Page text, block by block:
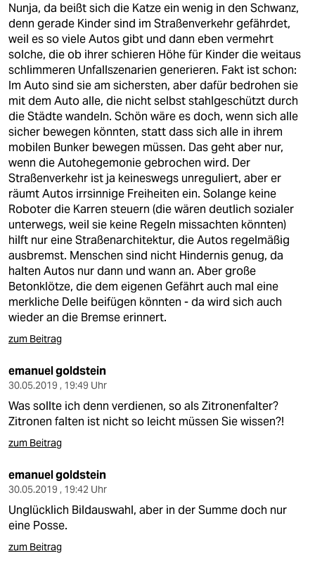
Nunja, da beißt sich die Katze ein wenig in den Schwanz,
denn gerade Kinder sind im Straßenverkehr gefährdet,
weil es so viele Autos gibt und dann eben vermehrt
solche, die ob ihrer schieren Höhe für Kinder die weitaus
schlimmeren Unfallszenarien generieren. Fakt ist schon:
Im Auto sind sie am sichersten, aber dafür bedrohen sie
mit dem Auto alle, die nicht selbst stahlgeschützt durch
die Städte wandeln. Schön wäre es doch, wenn sich alle
sicher bewegen könnten, statt dass sich alle in ihrem
mobilen Bunker bewegen müssen. Das geht aber nur,
wenn die Autohegemonie gebrochen wird. Der
Straßenverkehr ist ja keineswegs unreguliert, aber er
räumt Autos irrsinnige Freiheiten ein. Solange keine
Roboter die Karren steuern (die wären deutlich sozialer
unterwegs, weil sie keine Regeln missachten könnten)
hilft nur eine Straßenarchitektur, die Autos regelmäßig
ausbremst. Menschen sind nicht Hindernis genug, da
halten Autos nur dann und wann an. Aber große
Betonklötze, die dem eigenen Gefährt auch mal eine
merkliche Delle beifügen könnten - da wird sich auch
wieder an die Bremse erinnert.
zum Beitrag
emanuel goldstein
30.05.2019 , 19:49 Uhr
Was sollte ich denn verdienen, so als Zitronenfalter?
Zitronen falten ist nicht so leicht müssen Sie wissen?!
zum Beitrag
emanuel goldstein
30.05.2019 , 19:42 Uhr
Unglücklich Bildauswahl, aber in der Summe doch nur
eine Posse.
zum Beitrag